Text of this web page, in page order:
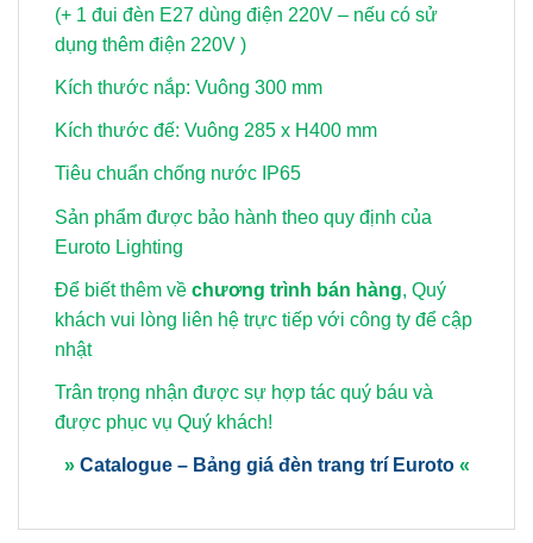
(+ 1 đui đèn E27 dùng điện 220V – nếu có sử
dụng thêm điện 220V )
Kích thước nắp: Vuông 300 mm
Kích thước đế: Vuông 285 x H400 mm
Tiêu chuẩn chống nước IP65
Sản phẩm được bảo hành theo quy định của
Euroto Lighting
Để biết thêm về chương trình bán hàng, Quý
khách vui lòng liên hệ trực tiếp với công ty để cập
nhật
Trân trọng nhận được sự hợp tác quý báu và
được phục vụ Quý khách!
» Catalogue – Bảng giá đèn trang trí Euroto «